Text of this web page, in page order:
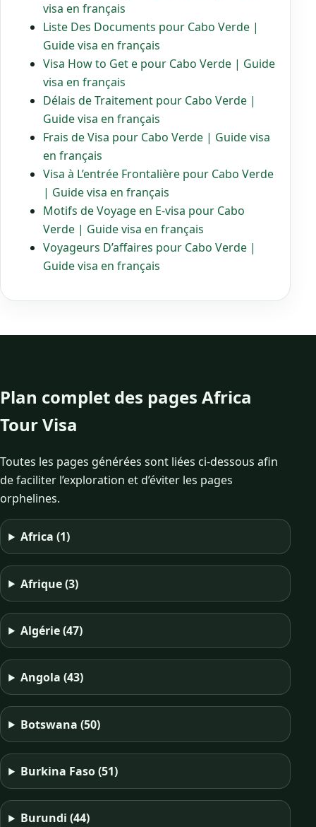
visa en français
Liste Des Documents pour Cabo Verde |
Guide visa en français
Visa How to Get e pour Cabo Verde | Guide
visa en français
Délais de Traitement pour Cabo Verde |
Guide visa en français
Frais de Visa pour Cabo Verde | Guide visa
en français
Visa à L’entrée Frontalière pour Cabo Verde
| Guide visa en français
Motifs de Voyage en E-visa pour Cabo
Verde | Guide visa en français
Voyageurs D’affaires pour Cabo Verde |
Guide visa en français
Plan complet des pages Africa
Tour Visa
Toutes les pages générées sont liées ci-dessous afin
de faciliter l’exploration et d’éviter les pages
orphelines.
Africa(1)
Afrique(3)
Algérie(47)
Angola(43)
Botswana(50)
Burkina Faso(51)
Burundi(44)